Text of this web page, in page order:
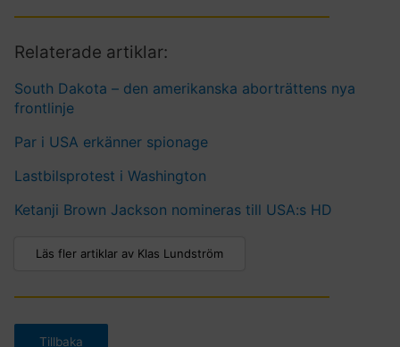
Relaterade artiklar:
South Dakota – den amerikanska aborträttens nya
frontlinje
Par i USA erkänner spionage
Lastbilsprotest i Washington
Ketanji Brown Jackson nomineras till USA:s HD
Läs fler artiklar av Klas Lundström